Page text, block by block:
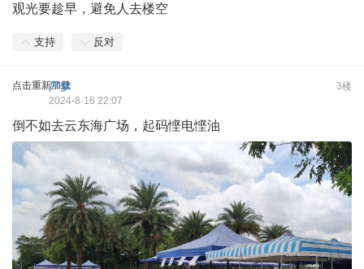
观光要趁早，避免人去楼空
支持 反对
点击重新加载 3楼
严梦
2024-8-16 22:07
倒不如去云东海广场，起码悭电悭油